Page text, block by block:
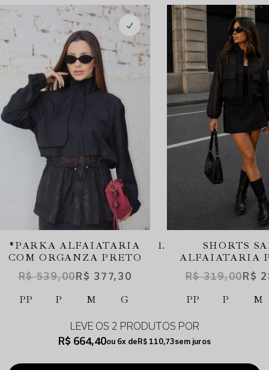
*PARKA ALFAIATARIA
COM ORGANZA PRETO
R$ 539,00R$ 377,30
PP P M G
SHORTS
ALFAIATARIA
R$ 319,00R$
PP P M
LEVE OS 2 PRODUTOS
R$ 664,40
6x R$ 110,73sem juros